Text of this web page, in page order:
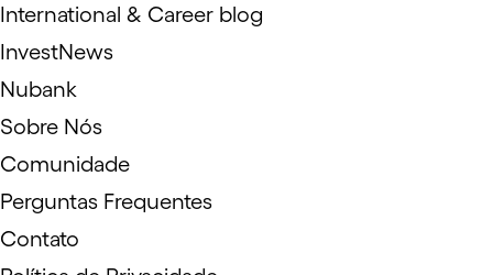
International & Career blog
InvestNews
Nubank
Sobre Nós
Comunidade
Perguntas Frequentes
Contato